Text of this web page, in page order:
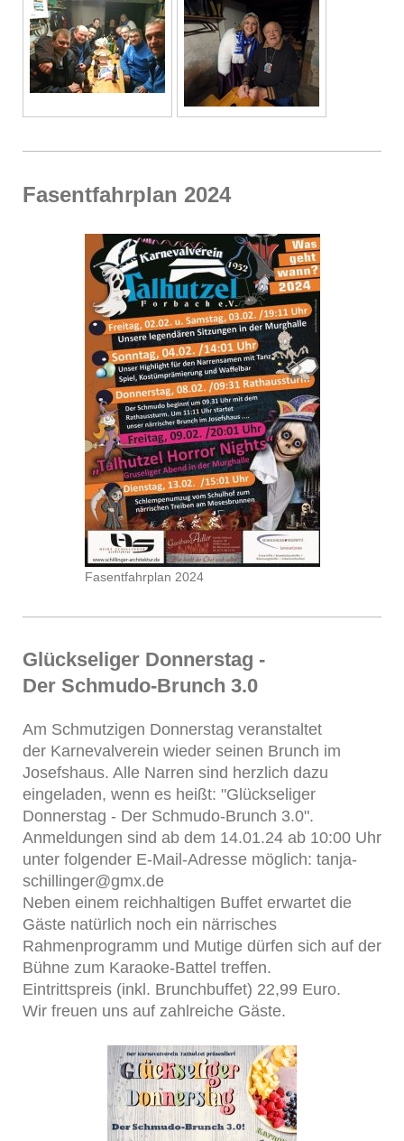
Fasentfahrplan 2024
Fasentfahrplan 2024
Glückseliger Donnerstag -
Der Schmudo-Brunch 3.0
Am Schmutzigen Donnerstag veranstaltet
der Karnevalverein wieder seinen Brunch im
Josefshaus. Alle Narren sind herzlich dazu
eingeladen, wenn es heißt: "Glückseliger
Donnerstag - Der Schmudo-Brunch 3.0".
Anmeldungen sind ab dem 14.01.24 ab 10:00 Uhr
unter folgender E-Mail-Adresse möglich: tanja-
schillinger@gmx.de
Neben einem reichhaltigen Buffet erwartet die
Gäste natürlich noch ein närrisches
Rahmenprogramm und Mutige dürfen sich auf der
Bühne zum Karaoke-Battel treffen.
Eintrittspreis (inkl. Brunchbuffet) 22,99 Euro.
Wir freuen uns auf zahlreiche Gäste.